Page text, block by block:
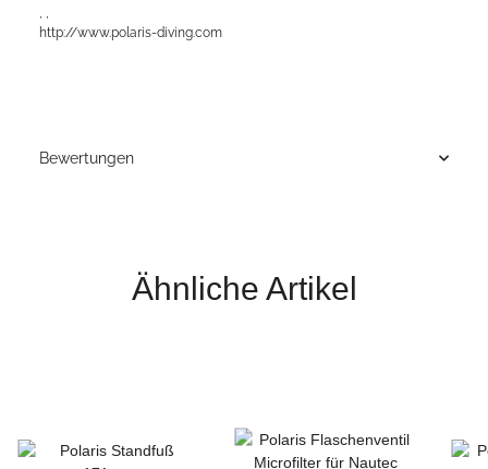
http://www.polaris-diving.com
Bewertungen
Ähnliche Artikel